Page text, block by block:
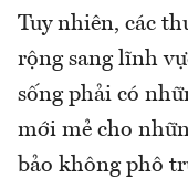
Tuy nhiên, các
rộng sang lĩnh
sống phải có
mới mẻ cho
bảo không phô